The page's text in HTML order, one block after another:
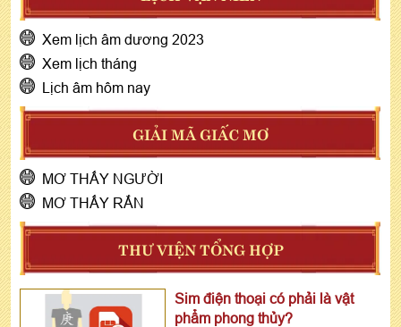
Xem lịch âm dương 2023
Xem lịch tháng
Lịch âm hôm nay
GIẢI MÃ GIẤC MƠ
MƠ THẤY NGƯỜI
MƠ THẤY RẮN
THƯ VIỆN TỔNG HỢP
Sim điện thoại có phải là vật
phẩm phong thủy?